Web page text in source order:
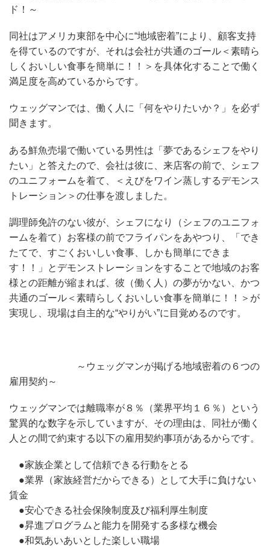
ド！～
同社はアメリカ東部を中心に“地域密着”により、顧客支持
を得ているのですが、それは会社が共通のゴール＜素晴ら
しくおいしい食事を簡単に！！＞を具体化することで働く
満足度を高めているからです。
ウェッグマンでは、働く人に「何をやりたいか？」を必ず
聞きます。
ある鮮魚売場で働いている男性は「夢であるシェフをやり
たい」と答えたので、会社は彼に、来店客の前で、シェフ
のユニフォームを着て、＜えびをワイン蒸しするデモンス
トレーション＞の仕事を渡しました。
調理師免許のない彼が、シェフになり（シェフのユニフォ
ームを着て）お客様の前でフライパンをあやつり、「でき
たてで、すごくおいしい食事、しかも簡単にできま
す！！」とデモンストレーションをすることで地域のお客
様との距離が縮まれば、彼（働く人）の夢がかない、かつ
共通のゴール＜素晴らしくおいしい食事を簡単に！！＞が
実現し、現場は自主的な“やりがい”に目覚めるのです。
～ウェッグマンが掲げる地域密着の６つの
雇用契約～
ウェッグマンでは離職率が８％（業界平均１６％）という
驚異的な数字を示していますが、その理由は、同社が働く
人との間で約束する以下の雇用契約事項があるからです。
●家族企業として信頼できる行動をとる
●業界（家族経営だからできる）として大手に負けない
賃金
●安心できる社会保険制度及び福利厚生制度
●昇進プログラムと能力を開発する多様な機会
●和気あいあいとした楽しい職場